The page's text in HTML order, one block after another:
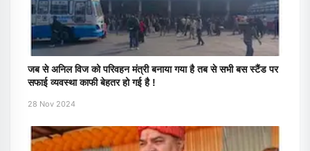
जब से अनिल विज को परिवहन मंत्री बनाया गया है तब से सभी बस स्टैंड पर
सफाई व्यवस्था काफी बेहतर हो गई है !
28 Nov 2024